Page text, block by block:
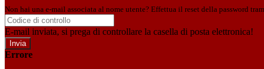
Non hai una e-mail associata al nome utente? Effettua il reset della password
E-mail inviata, si prega di controllare la casella di posta elettronica!
Errore